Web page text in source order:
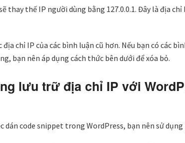
thay thế IP người dùng bằng 127.0.0.1. Đây là địa
chỉ IP của các bình luận cũ hơn. Nếu bạn có các
bạn nên áp dụng cách thức bên dưới để xóa bỏ.
lưu trữ địa chỉ IP với
dán code snippet trong WordPress, bạn nên sử